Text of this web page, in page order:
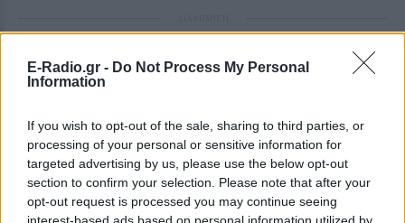
E-Radio.gr - Do Not Process My Personal
Information
If you wish to opt-out of the sale, sharing to third parties, or
processing of your personal or sensitive information for
targeted advertising by us, please use the below opt-out
section to confirm your selection. Please note that after your
opt-out request is processed you may continue seeing
interest-based ads based on personal information utilized by